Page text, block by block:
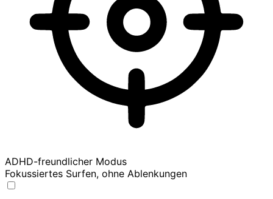
ADHD-freundlicher Modus
Fokussiertes Surfen, ohne Ablenkungen